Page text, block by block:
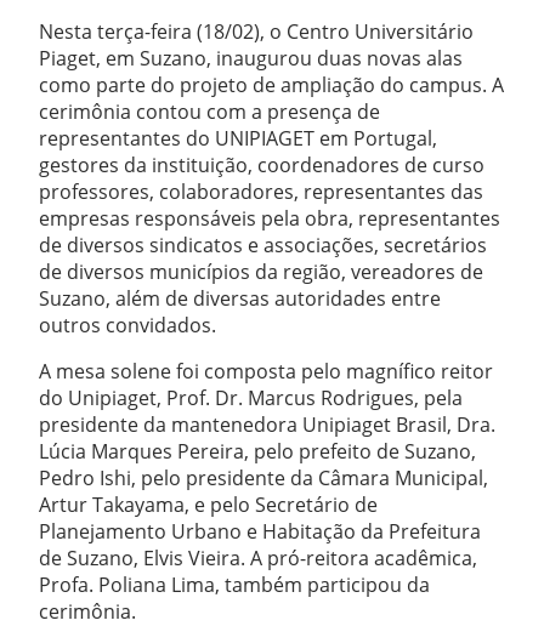
Nesta terça-feira (18/02), o Centro Universitário
Piaget, em Suzano, inaugurou duas novas alas
como parte do projeto de ampliação do campus. A
cerimônia contou com a presença de
representantes do UNIPIAGET em Portugal,
gestores da instituição, coordenadores de curso
professores, colaboradores, representantes das
empresas responsáveis pela obra, representantes
de diversos sindicatos e associações, secretários
de diversos municípios da região, vereadores de
Suzano, além de diversas autoridades entre
outros convidados.
A mesa solene foi composta pelo magnífico reitor
do Unipiaget, Prof. Dr. Marcus Rodrigues, pela
presidente da mantenedora Unipiaget Brasil, Dra.
Lúcia Marques Pereira, pelo prefeito de Suzano,
Pedro Ishi, pelo presidente da Câmara Municipal,
Artur Takayama, e pelo Secretário de
Planejamento Urbano e Habitação da Prefeitura
de Suzano, Elvis Vieira. A pró-reitora acadêmica,
Profa. Poliana Lima, também participou da
cerimônia.